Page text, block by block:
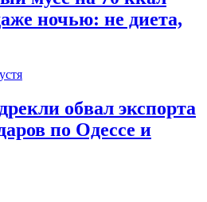
ночью: не диета,
обвал экспорта
по Одессе и